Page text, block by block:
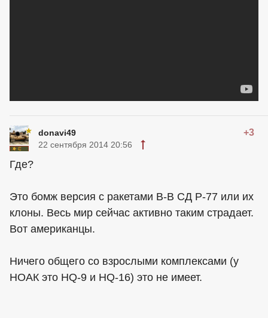
donavi49 +3
22 сентября 2014 20:56
Где?
Это бомж версия с ракетами В-В СД Р-77 или их
клоны. Весь мир сейчас активно таким страдает.
Вот американцы.
Ничего общего со взрослыми комплексами (у
НОАК это HQ-9 и HQ-16) это не имеет.